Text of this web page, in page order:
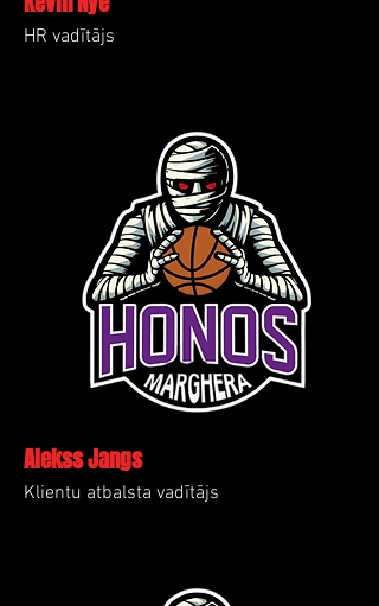
HR vadītājs
Alekss Jangs
Klientu atbalsta vadītājs